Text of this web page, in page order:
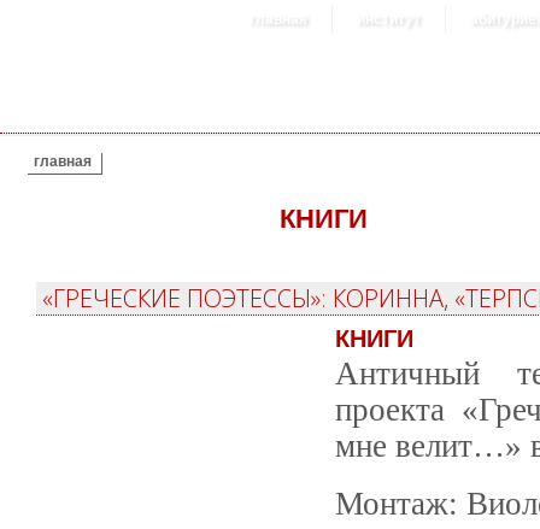
главная институт
ВЫ ЗДЕСЬ
главная
КНИГИ
«ГРЕЧЕСКИЕ ПОЭТЕССЫ»: КОРИННА,
КНИГИ
Античный
проекта
мне велит…»
Монтаж: